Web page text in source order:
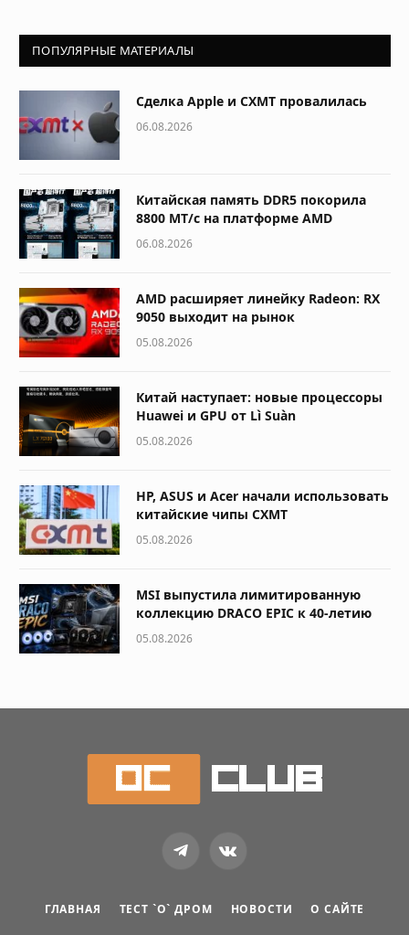
ПОПУЛЯРНЫЕ МАТЕРИАЛЫ
Сделка Apple и CXMT провалилась
06.08.2026
Китайская память DDR5 покорила
8800 МТ/с на платформе AMD
06.08.2026
AMD расширяет линейку Radeon: RX
9050 выходит на рынок
05.08.2026
Китай наступает: новые процессоры
Huawei и GPU от Lì Suàn
05.08.2026
HP, ASUS и Acer начали использовать
китайские чипы CXMT
05.08.2026
MSI выпустила лимитированную
коллекцию DRACO EPIC к 40-летию
05.08.2026
TelegramVKontakte
ГЛАВНАЯ ТЕСТ `О` ДРОМ НОВОСТИ О САЙТЕ